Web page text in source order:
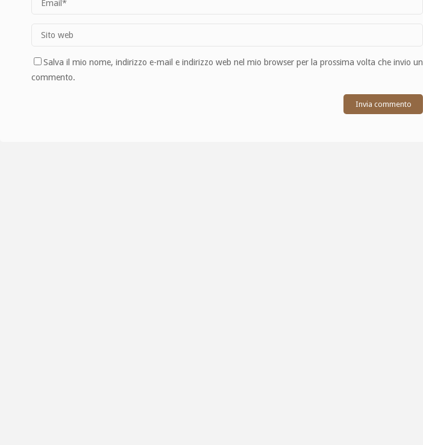
Salva il mio nome, indirizzo e-mail e indirizzo web nel mio browser per la prossima volta che invio un
commento.